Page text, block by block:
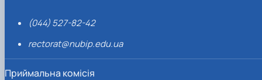
(044) 527-82-42
rectorat@nubip.edu.ua
Приймальна комісія